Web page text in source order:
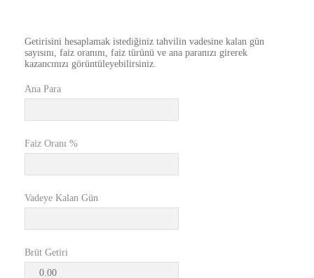
Getirisini hesaplamak istediğiniz tahvilin vadesine kalan gün
sayısını, faiz oranını, faiz türünü ve ana paranızı girerek
kazancınızı görüntüleyebilirsiniz.
Ana Para
Faiz Oranı %
Vadeye Kalan Gün
Brüt Getiri